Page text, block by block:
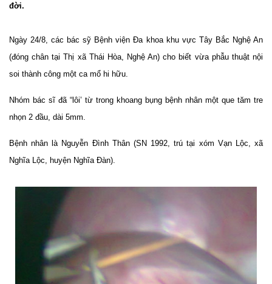
đời.
Ngày 24/8, các bác sỹ Bệnh viện Đa khoa khu vực Tây Bắc Nghệ An
(đóng chân tại Thị xã Thái Hòa, Nghệ An) cho biết vừa phẫu thuật nội
soi thành công một ca mổ hi hữu.
Nhóm bác sĩ đã “lôi’ từ trong khoang bụng bệnh nhân một que tăm tre
nhọn 2 đầu, dài 5mm.
Bệnh nhân là Nguyễn Đình Thân (SN 1992, trú tại xóm Vạn Lộc, xã
Nghĩa Lộc, huyện Nghĩa Đàn).